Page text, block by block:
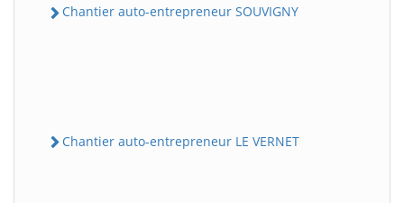
Chantier auto-entrepreneur SOUVIGNY
Chantier auto-entrepreneur LE VERNET